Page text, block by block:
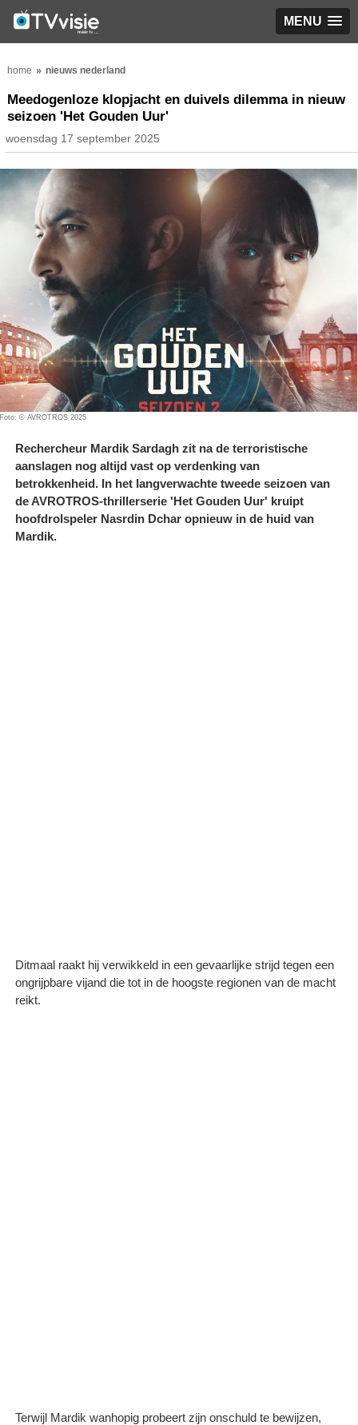
MENU
home nieuws nederland
Meedogenloze klopjacht en duivels dilemma in nieuw
seizoen 'Het Gouden Uur'
woensdag 17 september 2025
Foto: © AVROTROS 2025
Rechercheur Mardik Sardagh zit na de terroristische
aanslagen nog altijd vast op verdenking van
betrokkenheid. In het langverwachte tweede seizoen van
de AVROTROS-thrillerserie 'Het Gouden Uur' kruipt
hoofdrolspeler Nasrdin Dchar opnieuw in de huid van
Mardik.
Ditmaal raakt hij verwikkeld in een gevaarlijke strijd tegen een
ongrijpbare vijand die tot in de hoogste regionen van de macht
reikt.
Terwijl Mardik wanhopig probeert zijn onschuld te bewijzen,